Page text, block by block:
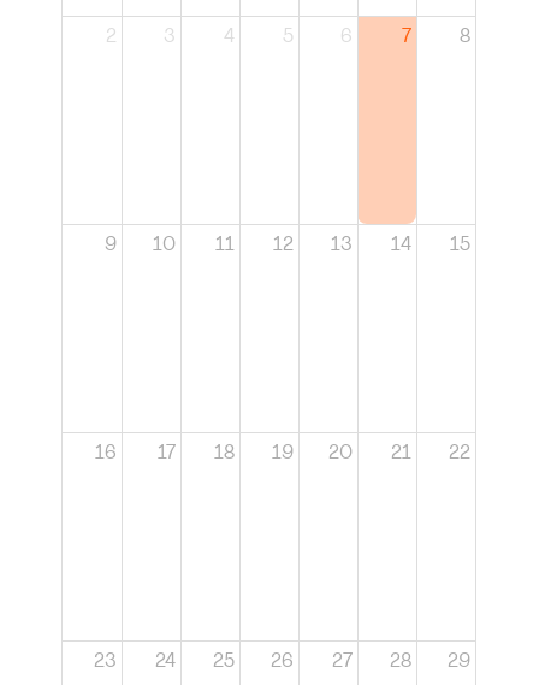
2 3 4 5 6 7 8
9 10 11 12 13 14 15
16 17 18 19 20 21 22
23 24 25 26 27 28 29